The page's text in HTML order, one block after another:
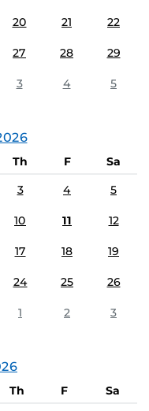
20 21 22
27 28 29
3 4 5
Th F
Sa
3 4 5
10 11 12
17 18 19
24 25 26
1 2 3
Th F
Sa